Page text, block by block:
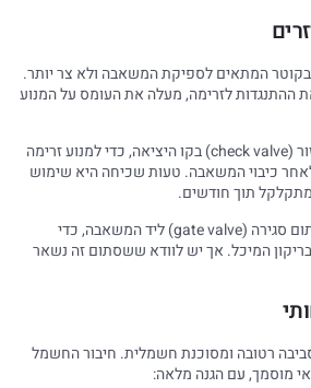
בקוטר המתאים לספיקת המשאבה ולא צר יותר.
ההתנגדות לזרימה, מעלה את העומס על המנוע
חובה להתקין שסתום אי-חזור (check valve) בקו היציאה, כדי למנוע זרימה
כיבוי המשאבה. טעות שכיחה היא שימוש
תוך חודשים.
כמו כן, מומלץ להתקין שסתום סגירה (gate valve) ליד המשאבה, כדי
המיכל. אך יש לוודא ששסתום זה נשאר
רטובה ומסוכנת חשמלית. חיבור החשמל
מוסמך, עם הגנה מלאה: